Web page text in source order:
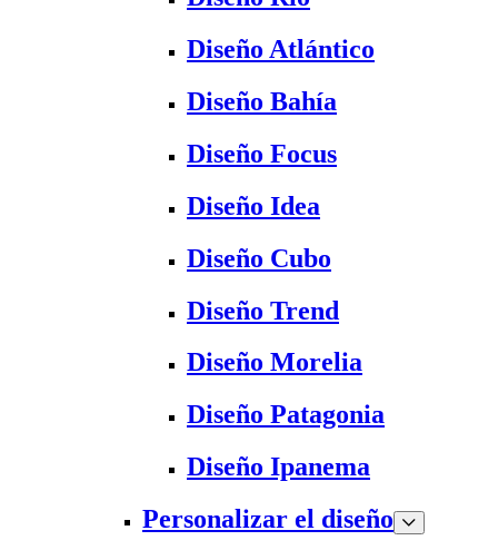
Diseño Atlántico
Diseño Bahía
Diseño Focus
Diseño Idea
Diseño Cubo
Diseño Trend
Diseño Morelia
Diseño Patagonia
Diseño Ipanema
Personalizar el diseño